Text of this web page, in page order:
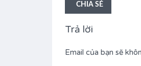
CHIA SẺ
Trả lời
Email của bạn sẽ